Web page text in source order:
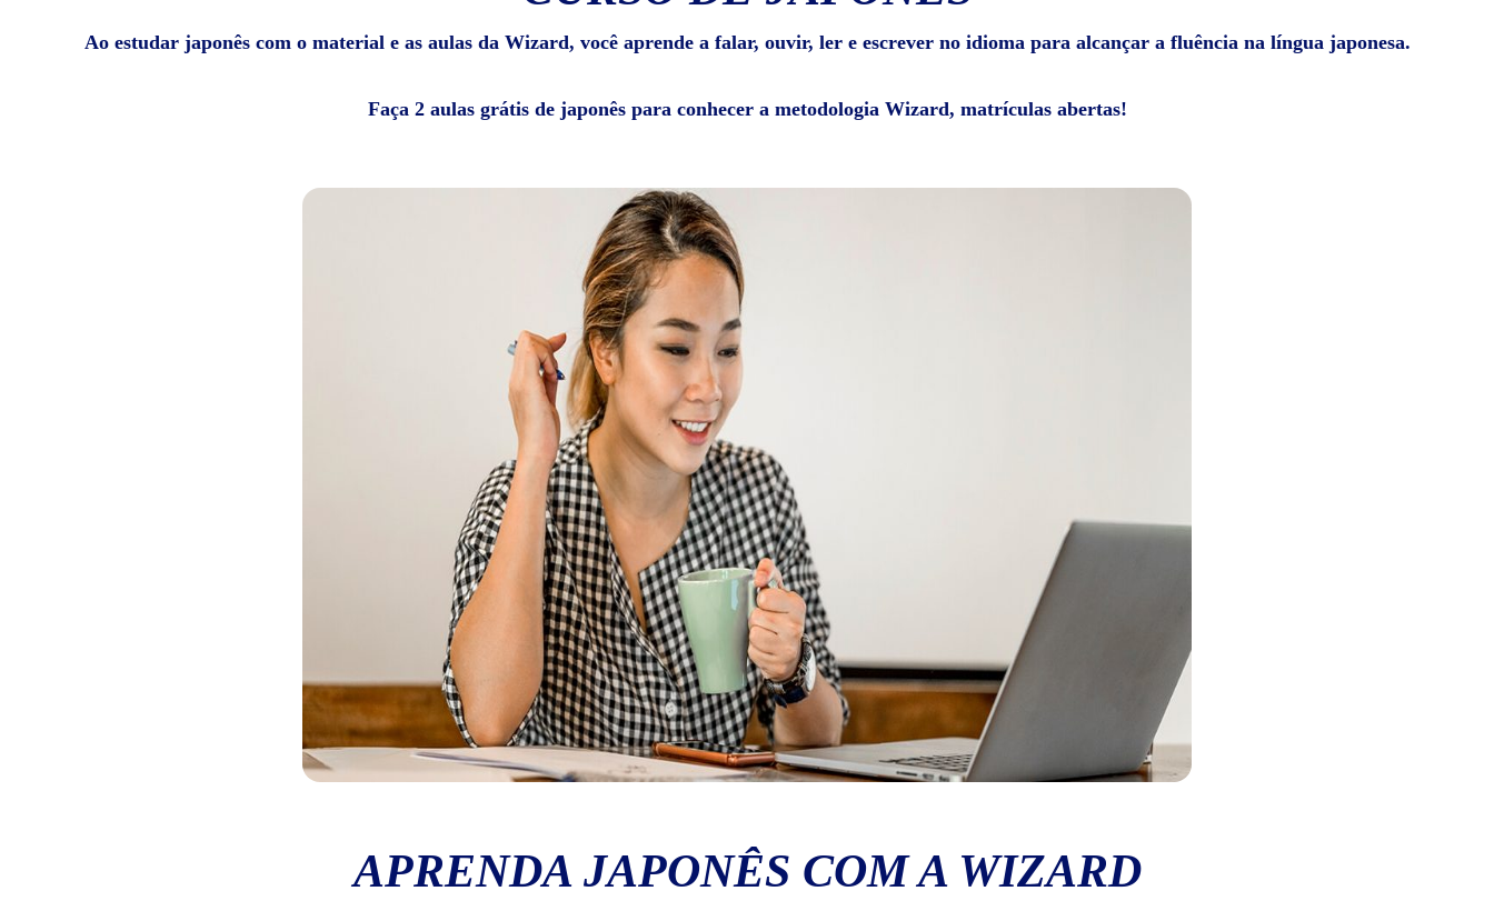
Ao estudar japonês com o material e as aulas da Wizard, você aprende a falar, ouvir, ler e escrever no idioma para alcançar a fluência na língua japonesa.
Faça 2 aulas grátis de japonês para conhecer a metodologia Wizard, matrículas abertas!
APRENDA JAPONÊS COM A WIZARD